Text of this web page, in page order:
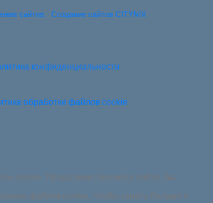
сайтов. Создание сайтов CITYNIX
конфиденциальности
обработки файлов cookie
cookie. Продолжая просмотр сайта, Вы
файлов cookie. Чтобы узнать больше о